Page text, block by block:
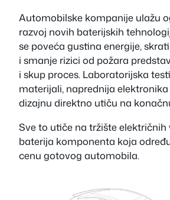
Automobilske kompanije ulažu
razvoj novih baterijskih
se poveća gustina energije,
i smanje rizici od požara
i skup proces. Laboratorijska
materijali, naprednija
dizajnu direktno utiču na
Sve to utiče na tržište električnih
baterija komponenta koja
cenu gotovog automobila.